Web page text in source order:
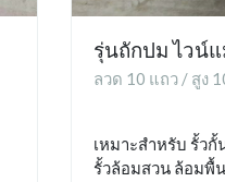
รุ่นถักปม ไวน์
ลวด 10 แถว / สูง
เหมาะสำหรับ รั้ว
รั้วล้อมสวน ล้อมพื้